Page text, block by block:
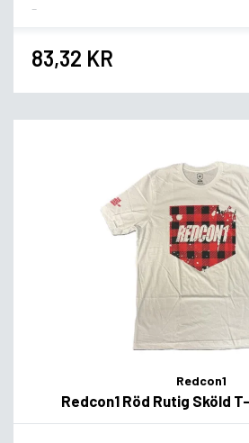
83,32 KR
Redcon1
Redcon1 Röd Rutig Sköld